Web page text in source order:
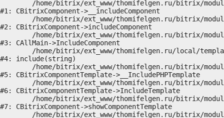
#1: CBitrixComponent->__includeComponent
#2: CBitrixComponent->includeComponent
#3: CAllMain->IncludeComponent
#4: include(string)
#5: CBitrixComponentTemplate->__IncludePHPTemplate
#6: CBitrixComponentTemplate->IncludeTemplate
#7: CBitrixComponent->showComponentTemplate